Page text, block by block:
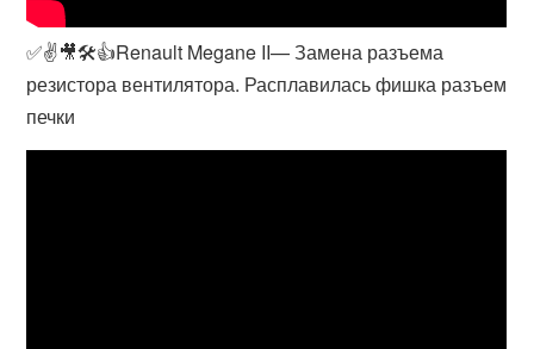
✅✌🎥🛠👍Renault Megane II— Замена разъема
резистора вентилятора. Расплавилась фишка разъем
печки